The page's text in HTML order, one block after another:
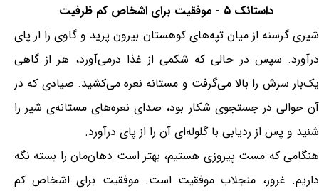
داستانک ۵ - موفقیت برای اشخاص کم ظرفیت
شیری گرسنه از میان تپه‌های کوهستان بیرون پرید و گاوی را از پای
درآورد. سپس در حالی که شکمی از غذا درمی‌آورد، هر از گاهی
یک‌بار سرش را بالا می‌گرفت و مستانه نعره می‌کشید. صیادی که در
آن حوالی در جستجوی شکار بود، صدای نعره‌های مستانه‌ی شیر را
شنید و پس از ردیابی با گلوله‌ای آن را از پای درآورد.
هنگامی که مست پیروزی هستیم، بهتر است دهان‌مان را بسته نگه
داریم. غرور، منجلاب موفقیت است. موفقیت برای اشخاص کم